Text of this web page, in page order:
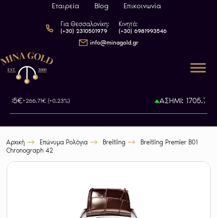
Εταιρεία Blog Επικοινωνία
Για Θεσσαλονίκη:
(+30) 2310501979
Κινητό:
(+30) 6981993546
info@minagold.gr
+266.71€ (+0.23%) ΑΣΗΜΙ: 1705.71€
Αρχική Επώνυμα Ρολόγια Breitling
Breitling Premier B01
Chronograph 42